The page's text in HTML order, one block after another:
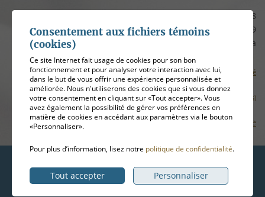
819 537-8828
Télécopieur :819 537-8829
clients@cfmauricie.ca
Conditions d’utilisation et politique de confidentialité
Gérer mes témoins (cookies)
Plan de site
Hébergement
ADN communication
Consentement aux fichiers témoins
(cookies)
Ce site Internet fait usage de cookies pour son bon
fonctionnement et pour analyser votre interaction avec lui,
dans le but de vous offrir une expérience personnalisée et
améliorée. Nous n'utiliserons des cookies que si vous donnez
votre consentement en cliquant sur «Tout accepter». Vous
avez également la possibilité de gérer vos préférences en
matière de cookies en accédant aux paramètres via le bouton
«Personnaliser».
Pour plus d’information, lisez notre politique de confidentialité.
Tout accepter Personnaliser